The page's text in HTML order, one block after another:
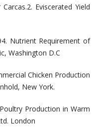
Eviscerated Yield
Nutrient Requirement of
Washington D.C
Chicken Production
New York.
Production in Warm
London